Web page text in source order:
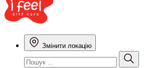
Змінити локацію